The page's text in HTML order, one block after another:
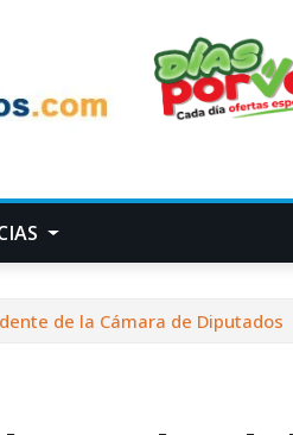
de la Cámara de Diputados